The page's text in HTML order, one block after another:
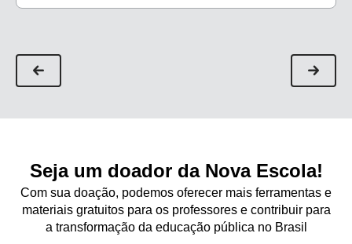
Seja um doador da Nova Escola!
Com sua doação, podemos oferecer mais ferramentas e
materiais gratuitos para os professores e contribuir para
a transformação da educação pública no Brasil